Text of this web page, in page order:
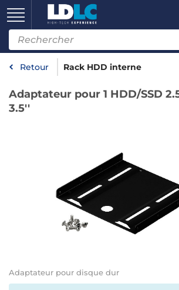
Retour Rack HDD interne
Adaptateur pour 1 HDD/SSD
3.5''
Adaptateur pour disque dur